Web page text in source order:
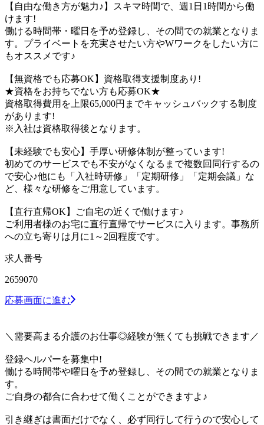
【自由な働き方が魅力♪】スキマ時間で、週1日1時間から働
けます!
働ける時間帯・曜日を予め登録し、その間での就業となりま
す。プライベートを充実させたい方やWワークをしたい方に
もオススメです♪
【無資格でも応募OK】資格取得支援制度あり!
★資格をお持ちでない方も応募OK★
資格取得費用を上限65,000円までキャッシュバックする制度
があります!
※入社は資格取得後となります。
【未経験でも安心】手厚い研修体制が整っています!
初めてのサービスでも不安がなくなるまで複数回同行するの
で安心♪他にも「入社時研修」「定期研修」「定期会議」な
ど、様々な研修をご用意しています。
【直行直帰OK】ご自宅の近くで働けます♪
ご利用者様のお宅に直行直帰でサービスに入ります。事務所
への立ち寄りは月に1～2回程度です。
求人番号
2659070
応募画面に進む
＼需要高まる介護のお仕事◎経験が無くても挑戦できます／
登録ヘルパーを募集中!
働ける時間帯や曜日を予め登録し、その間での就業となりま
す。
ご自身の都合に合わせて働くことができますよ♪
引き継ぎは書面だけでなく、必ず同行して行うので安心して